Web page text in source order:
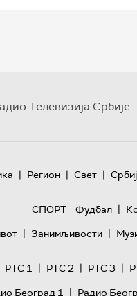
Телевизија Србије
| Регион | Свет |
СПОРТ
Фудбал |
| Занимљивости |
РТС 1 | РТС 2 | РТС 3 |
Београд 1 | Радио